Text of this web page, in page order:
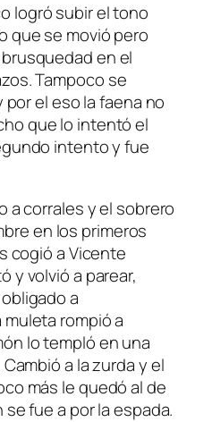
logró subir el tono
que se movió pero
en el
Tampoco se
por el eso la faena no
que lo intentó el
intento y fue
a corrales y el sobrero
en los primeros
cogió a Vicente
y volvió a parear,
a
rompió a
lo templó en una
a la zurda y el
más le quedó al de
se fue a por la espada.